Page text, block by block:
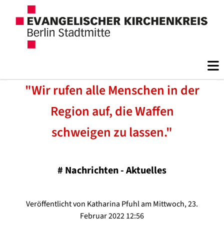
"Wir rufen alle Menschen in der
Region auf, die Waffen
schweigen zu lassen."
# Nachrichten - Aktuelles
Veröffentlicht von Katharina Pfuhl am Mittwoch, 23.
Februar 2022 12:56